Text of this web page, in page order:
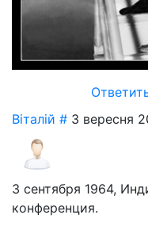
Віталій # 3 вересня
3 сентября 1964,
конференция.